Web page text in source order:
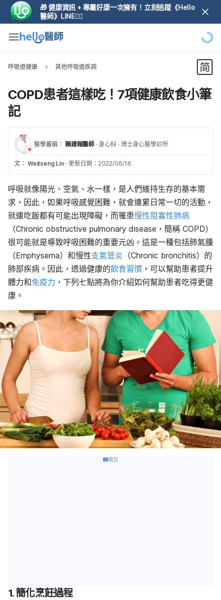
🎁 健康資訊 + 專屬好康一次擁有！立刻追蹤《Hello
醫師》LINE👆🏼
呼吸道健康 其他呼吸道疾病
COPD患者這樣吃！7項健康飲食小筆
記
醫學審稿： 賴建翰醫師 · 身心科 · 博士身心醫學診所
文： Weitseng Lin · 更新日期：2022/06/16
呼吸就像陽光、空氣、水一樣，是人們維持生存的基本需
求，因此，如果呼吸感覺困難，就會連累日常一切的活動，
就連吃飯都有可能出現障礙，而罹患慢性阻塞性肺病
（Chronic obstructive pulmonary disease，簡稱 COPD）
很可能就是導致呼吸困難的重要元凶。這是一種包括肺氣腫
（Emphysema）和慢性支氣管炎 （Chronic bronchitis）的
肺部疾病。因此，透過健康的飲食習慣 ，可以幫助患者提升
體力和免疫力 ，下列七點將為你介紹如何幫助患者吃得更健
康。
廣告
1. 簡化烹飪過程